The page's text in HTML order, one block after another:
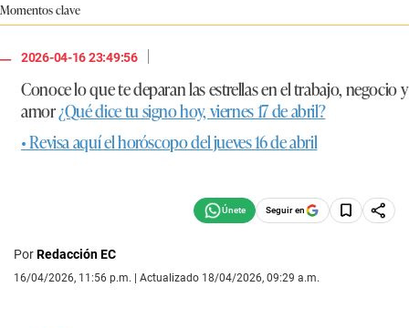
Momentos clave
2026-04-16 23:49:56
|
Conoce lo que te deparan las estrellas en el trabajo, negocio y
amor¿Qué dice tu signo hoy, viernes 17 de abril?
• Revisa aquí el horóscopo del jueves 16 de abril
Seguir en
PorRedacción EC
16/04/2026, 11:56 p.m. | Actualizado 18/04/2026, 09:29 a.m.